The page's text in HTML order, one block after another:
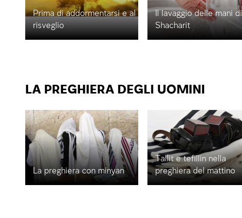
Prima di addormentarsi e al
risveglio
Il lavaggio delle mani di
Shacharit
LA PREGHIERA DEGLI UOMINI
La preghiera con minyan
Tallit e tefillin nella
preghiera del mattino